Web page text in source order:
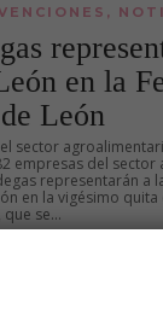
,
en la
León
sector
empresas del
representarán a
en la vigésimo
se...